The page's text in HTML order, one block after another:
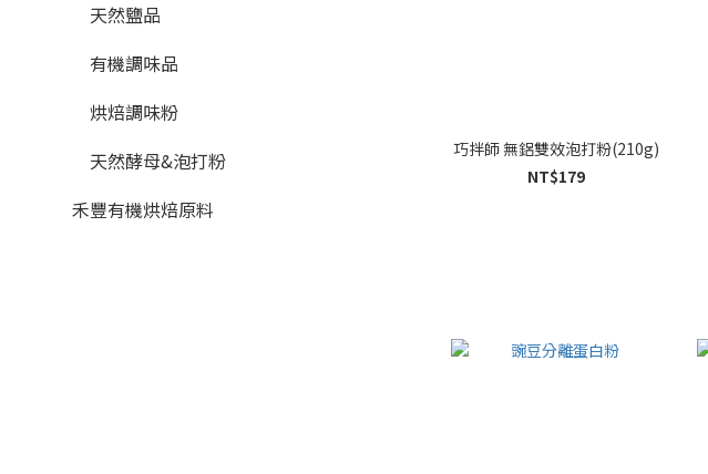
天然鹽品
有機調味品
烘焙調味粉
天然酵母&泡打粉
禾豐有機烘焙原料
巧拌師 無鋁雙效泡打粉(210g)
NT$179